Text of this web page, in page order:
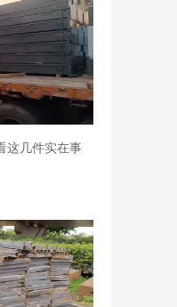
这几件实在事